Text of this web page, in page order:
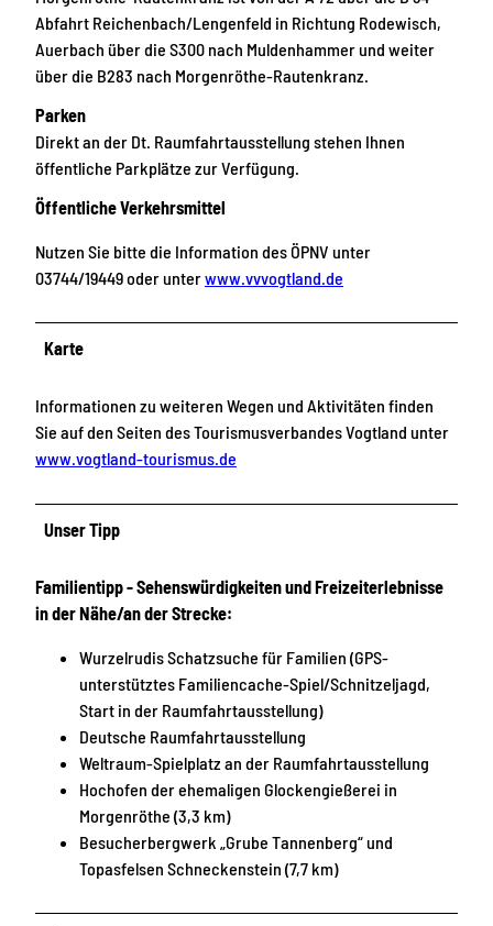
Abfahrt Reichenbach/Lengenfeld in Richtung Rodewisch,
Auerbach über die S300 nach Muldenhammer und weiter
über die B283 nach Morgenröthe-Rautenkranz.
Parken
Direkt an der Dt. Raumfahrtausstellung stehen Ihnen
öffentliche Parkplätze zur Verfügung.
Öffentliche Verkehrsmittel
Nutzen Sie bitte die Information des ÖPNV unter
03744/19449 oder unterwww.vvvogtland.de
Karte
Informationen zu weiteren Wegen und Aktivitäten finden
Sie auf den Seiten des Tourismusverbandes Vogtland unter
www.vogtland-tourismus.de
Unser Tipp
Familientipp - Sehenswürdigkeiten und Freizeiterlebnisse
in der Nähe/an der Strecke:
Wurzelrudis Schatzsuche für Familien (GPS-
unterstütztes Familiencache-Spiel/Schnitzeljagd,
Start in der Raumfahrtausstellung)
Deutsche Raumfahrtausstellung
Weltraum-Spielplatz an der Raumfahrtausstellung
Hochofen der ehemaligen Glockengießerei in
Morgenröthe (3,3 km)
Besucherbergwerk „Grube Tannenberg“ und
Topasfelsen Schneckenstein (7,7 km)